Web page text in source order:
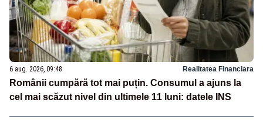
6 aug. 2026, 09:48 Realitatea Financiara
Românii cumpără tot mai puțin. Consumul a ajuns la
cel mai scăzut nivel din ultimele 11 luni: datele INS